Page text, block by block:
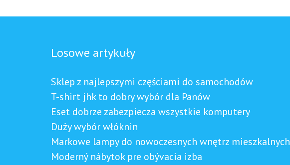
Losowe artykuły
Sklep z najlepszymi częściami do samochodów
T-shirt jhk to dobry wybór dla Panów
Eset dobrze zabezpiecza wszystkie komputery
Duży wybór włóknin
Markowe lampy do nowoczesnych wnętrz mieszkalnych
Moderný nábytok pre obývacia izba